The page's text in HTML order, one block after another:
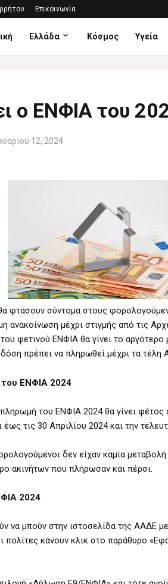
Επικοινωνία
Ελλάδα Κόσμος Υγεία
ο ΕΝΦΙΑ του
12, 2024
φτάσουν σύντομα στους
ανακοίνωση μέχρι στιγμής από τις
φετινού ΕΝΦΙΑ θα γίνει το αργότερο
πρέπει να πληρωθεί μέχρι τα τέλη
ΕΝΦΙΑ 2024
του ΕΝΦΙΑ 2024 θα γίνει φέτος
τις 30 Απριλίου 2024 και την
δεν είχαν καμία
ακινήτων που πλήρωσαν και πέρσι.
2024
να μπούν στην ιστοσελίδα της ΑΑΔΕ
πολίτες κάνουν κλικ στο παράθυρο